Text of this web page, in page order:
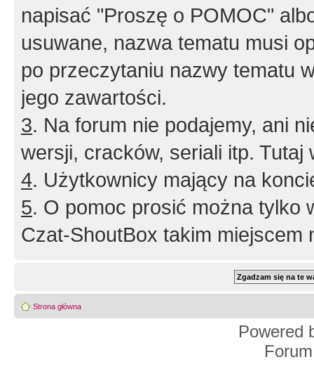
napisać "Proszę o POMOC"
usuwane, nazwa tematu musi
po przeczytaniu nazwy tematu
jego zawartości.
3. Na forum nie podajemy, ani
wersji, cracków, seriali itp. Tutaj
4. Użytkownicy mający na
5. O pomoc prosić można tylko
Czat-ShoutBox takim miejscem
Strona główna
Powered